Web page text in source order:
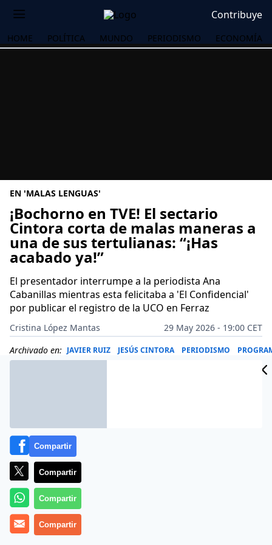
Contribuye
HOME POLÍTICA MUNDO PERIODISMO ECONOMÍA
EN 'MALAS LENGUAS'
¡Bochorno en TVE! El sectario
Cintora corta de malas maneras a
una de sus tertulianas: “¡Has
acabado ya!”
El presentador interrumpe a la periodista Ana
Cabanillas mientras esta felicitaba a 'El Confidencial'
por publicar el registro de la UCO en Ferraz
Cristina López Mantas
29 May 2026 - 19:00 CET
Archivado en: JAVIER RUIZ JESÚS CINTORA PERIODISMO
Compartir
Compartir
Compartir
Compartir